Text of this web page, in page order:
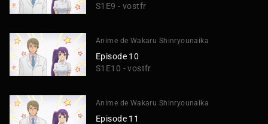
S1E9 - vostfr
Anime de Wakaru Shinryounaika
Episode 10
S1E10 - vostfr
Anime de Wakaru Shinryounaika
Episode 11